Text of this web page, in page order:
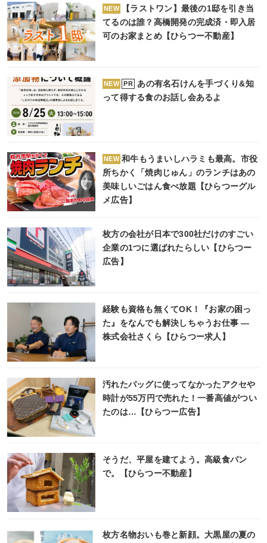
NEW
【ラストワン】最後の1邸を引き当
てるのは誰？高橋開発の完成済・即入居
可のお家まとめ【ひらつー不動産】
NEW PR
あの有名石けんを手づくり&知
って得する食のお話し会あるよ
NEW 和牛もうまいしハラミも最高。市役
所ちかく「焼肉じゅん」のランチはあの
美味しいごはん食べ放題【ひらつーグル
メ広告】
枚方の会社が日本で300社だけのすごい
企業の1つに選ばれたらしい【ひらつー
広告】
経験も資格も無くてOK！『お家の困っ
た』をなんでも解決しちゃうお仕事 ―
株式会社さくら【ひらつー求人】
汚れたバッグに使ってなかったアクセや
時計が55万円で売れた！一番高値がつい
たのは…【ひらつー広告】
そうだ、平屋を建てよう。高級食パン
で。【ひらつー不動産】
枚方名物おいも巻と新顔。大黒屋の夏の